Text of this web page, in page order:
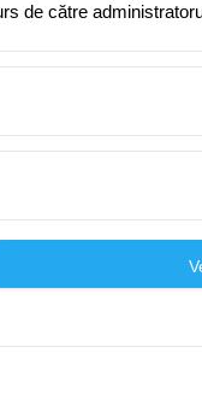
de către